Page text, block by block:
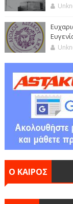
Ο ΚΑΙΡΟΣ